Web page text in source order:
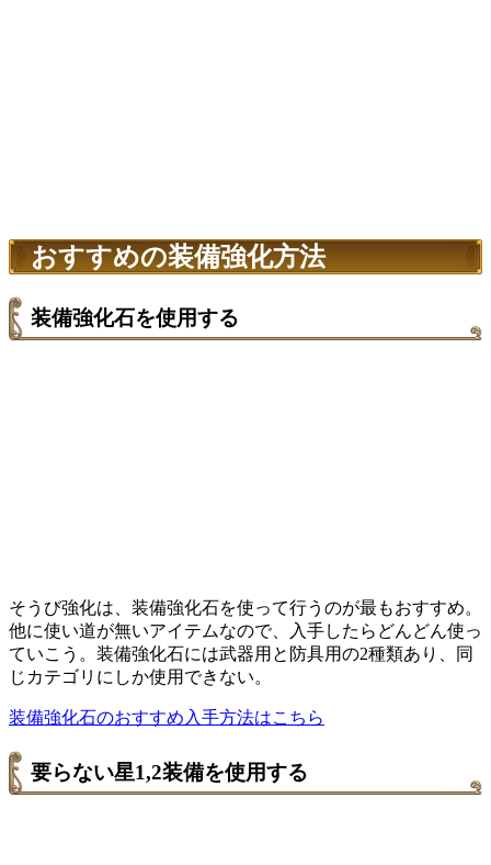
おすすめの装備強化方法
装備強化石を使用する
そうび強化は、装備強化石を使って行うのが最もおすすめ。
他に使い道が無いアイテムなので、入手したらどんどん使っ
ていこう。装備強化石には武器用と防具用の2種類あり、同
じカテゴリにしか使用できない。
装備強化石のおすすめ入手方法はこちら
要らない星1,2装備を使用する